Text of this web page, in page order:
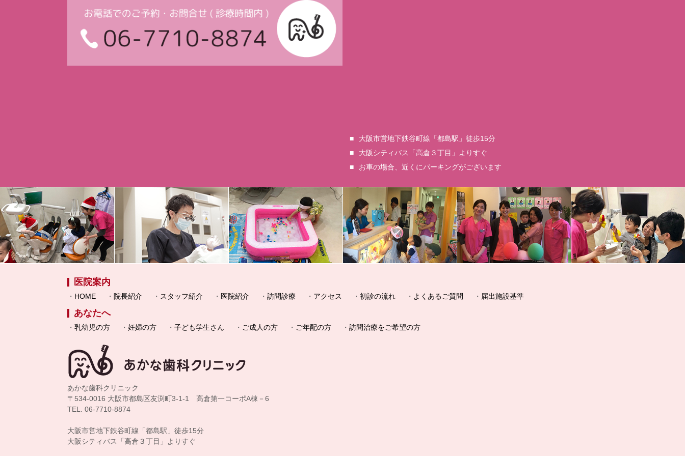
大阪市営地下鉄谷町線「都島駅」徒歩15分
大阪シティバス「高倉３丁目」よりすぐ
お車の場合、近くにパーキングがございます
医院案内
HOME 院長紹介 スタッフ紹介 医院紹介 訪問診療 アクセス 初診の流れ よくあるご質問 届出施設基準
あなたへ
乳幼児の方 妊婦の方 子ども学生さん ご成人の方 ご年配の方 訪問治療をご希望の方
あかな歯科クリニック
〒534-0016 大阪市都島区友渕町3-1-1 高倉第一コーポA棟－6
TEL. 06-7710-8874
大阪市営地下鉄谷町線「都島駅」徒歩15分
大阪シティバス「高倉３丁目」よりすぐ